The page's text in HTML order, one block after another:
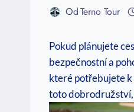
OdTerno Tour
Pokud plánujete
bezpečnostní a
které potřebujete
toto dobrodružství,